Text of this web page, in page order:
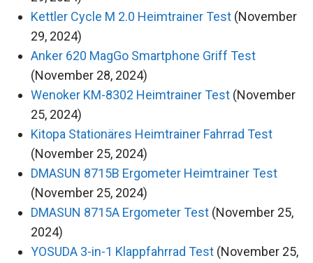
Kettler Cycle M 2.0 Heimtrainer Test (November
29, 2024)
Anker 620 MagGo Smartphone Griff Test
(November 28, 2024)
Wenoker KM-8302 Heimtrainer Test (November
25, 2024)
Kitopa Stationäres Heimtrainer Fahrrad Test
(November 25, 2024)
DMASUN 8715B Ergometer Heimtrainer Test
(November 25, 2024)
DMASUN 8715A Ergometer Test (November 25,
2024)
YOSUDA 3-in-1 Klappfahrrad Test (November 25,